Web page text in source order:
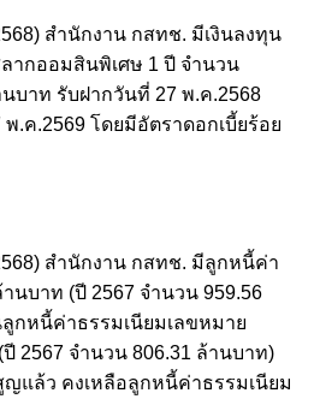
สำนักงาน กสทช. มีเงินลงทุน
ากออมสินพิเศษ 1 ปี จำนวน
บาท รับฝากวันที่ 27 พ.ค.2568
.ค.2569 โดยมีอัตราดอกเบี้ยร้อย
สำนักงาน กสทช. มีลูกหนี้ค่า
นบาท (ปี 2567 จำนวน 959.56
กหนี้ค่าธรรมเนียมเลขหมาย
2567 จำนวน 806.31 ล้านบาท)
ญแล้ว คงเหลือลูกหนี้ค่าธรรมเนียม